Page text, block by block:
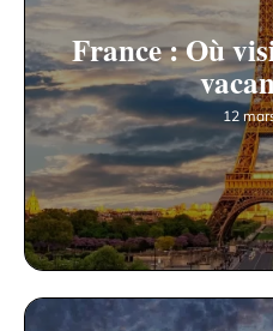
France : Où
12